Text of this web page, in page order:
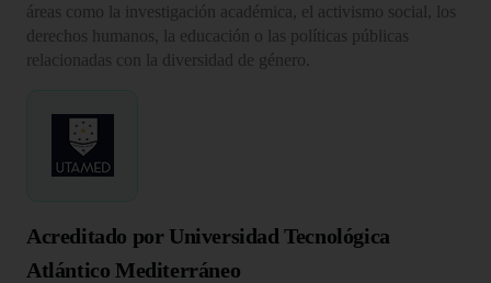
áreas como la investigación académica, el activismo social, los
derechos humanos, la educación o las políticas públicas
relacionadas con la diversidad de género.
Acreditado por Universidad Tecnológica
Atlántico Mediterráneo